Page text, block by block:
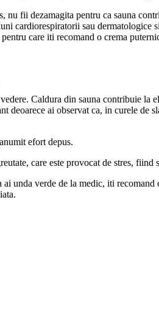
fii dezamagita pentru ca sauna
cardiorespiratorii sau
care iti recomand o crema
Caldura din sauna contribuie
deoarece ai observat ca, in curele
efort depus.
care este provocat de stres, fiind
unda verde de la medic, iti